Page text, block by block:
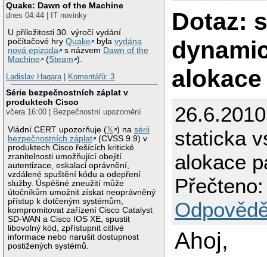
Quake: Dawn of the Machine
dnes 04:44 | IT novinky
U příležitosti 30. výročí vydání
počítačové hryQuake bylavydána
nová epizoda
s názvem Dawn of the
Machine
(Steam ).
Ladislav Hagara| Komentářů: 3
Série bezpečnostních záplat v
produktech Cisco
včera 16:00 | Bezpečnostní upozornění
Vládní CERT upozorňuje (𝕏 ) nasérii
bezpečnostních záplat
(CVSS 9.9) v
produktech Cisco řešících kritické
zranitelnosti umožňující obejití
autentizace, eskalaci oprávnění,
vzdálené spuštění kódu a odepření
služby. Úspěšné zneužití může
útočníkům umožnit získat neoprávněný
přístup k dotčeným systémům,
kompromitovat zařízení Cisco Catalyst
SD-WAN a Cisco IOS XE, spustit
libovolný kód, zpřístupnit citlivé
informace nebo narušit dostupnost
postižených systémů.
Dotaz:
staticka
alokace
Ahoj,